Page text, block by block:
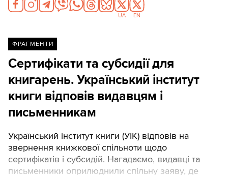
UA EN
ФРАГМЕНТИ
Сертифікати та субсидії для
книгарень. Український інститут
книги відповів видавцям і
письменникам
Український інститут книги (УІК) відповів на
звернення книжкової спільноти щодо
сертифікатів і субсидій. Нагадаємо, видавці та
письменники оприлюднили спільну заяву, де